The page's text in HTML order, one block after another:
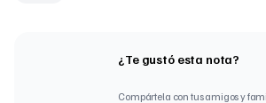
¿Te gustó esta nota?
Compártela con tus amigos y